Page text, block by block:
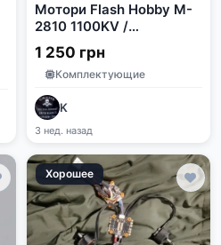
Мотори Flash Hobby M-
2810 1100KV /
Hobbywing 2810 1100KV
для FPV
1 250 грн
Комплектующие
K
3 нед. назад
Хорошее